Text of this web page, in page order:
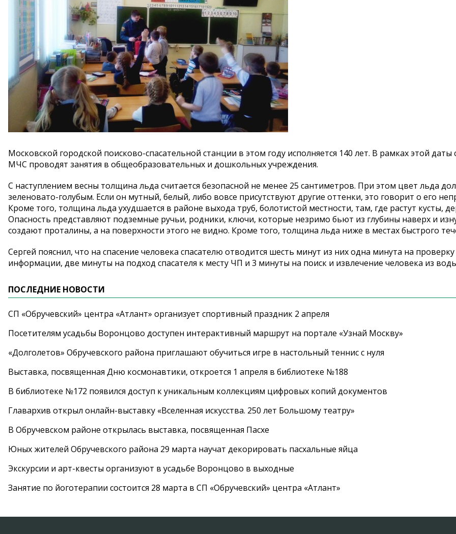
Московской городской поисково-спасательной станции в этом году исполняется 140 лет. В рамках этой даты
МЧС проводят занятия в общеобразовательных и дошкольных учреждения.
С наступлением весны толщина льда считается безопасной не менее 25 сантиметров. При этом цвет льда
зеленовато-голубым. Если он мутный, белый, либо вовсе присутствуют другие оттенки, это говорит о его
Кроме того, толщина льда ухудшается в районе выхода труб, болотистой местности, там, где растут кусты,
Опасность представляют подземные ручьи, родники, ключи, которые незримо бьют из глубины наверх и
создают проталины, а на поверхности этого не видно. Кроме того, толщина льда ниже в местах быстрого
Сергей пояснил, что на спасение человека спасателю отводится шесть минут из них одна минута на проверку
информации, две минуты на подход спасателя к месту ЧП и 3 минуты на поиск и извлечение человека из
ПОСЛЕДНИЕ НОВОСТИ
СП «Обручевский» центра «Атлант» организует спортивный праздник 2 апреля
Посетителям усадьбы Воронцово доступен интерактивный маршрут на портале «Узнай Москву»
«Долголетов» Обручевского района приглашают обучиться игре в настольный теннис с нуля
Выставка, посвященная Дню космонавтики, откроется 1 апреля в библиотеке №188
В библиотеке №172 появился доступ к уникальным коллекциям цифровых копий документов
Главархив открыл онлайн-выставку «Вселенная искусства. 250 лет Большому театру»
В Обручевском районе открылась выставка, посвященная Пасхе
Юных жителей Обручевского района 29 марта научат декорировать пасхальные яйца
Экскурсии и арт-квесты организуют в усадьбе Воронцово в выходные
Занятие по йоготерапии состоится 28 марта в СП «Обручевский» центра «Атлант»